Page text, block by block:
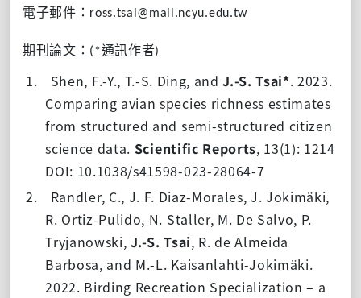
電子郵件 ： ross.tsai@mail.ncyu.edu.tw
期刊論文： (*通訊作者)
1. Shen, F.-Y., T.-S. Ding, andJ.-S. Tsai*. 2023.
Comparing avian species richness estimates
from structured and semi-structured citizen
science data. Scientific Reports, 13(1): 1214
DOI: 10.1038/s41598-023-28064-7
2.
Randler, C., J. F. Diaz-Morales, J. Jokimäki,
R. Ortiz-Pulido, N. Staller, M. De Salvo, P.
Tryjanowski,J.-S. Tsai, R. de Almeida
Barbosa, and M.-L. Kaisanlahti-Jokimäki.
2022. Birding Recreation Specialization – a